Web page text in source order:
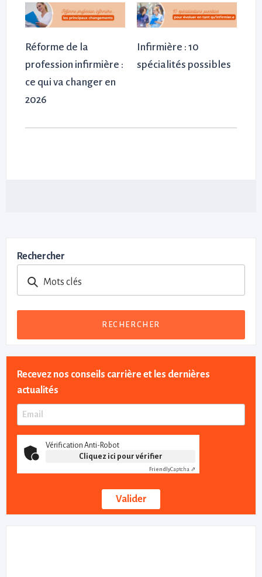
Réforme de la
profession infirmière :
ce qui va changer en
2026
Infirmière : 10
spécialités possibles
Rechercher
Mots clés
RECHERCHER
Recevez nos conseils carrière et les dernières
actualités
Vérification Anti-Robot
Cliquez ici pour vérifier
FriendlyCaptcha ⇗